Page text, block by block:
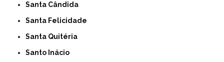
Santa Cândida
Santa Felicidade
Santa Quitéria
Santo Inácio